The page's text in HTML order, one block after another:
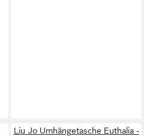
Liu Jo Umhängetasche Euthalia -